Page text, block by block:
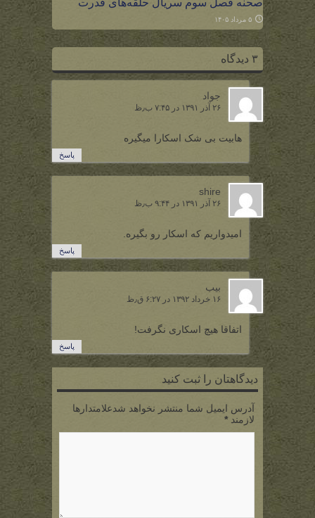
۵ مرداد ۱۴۰۵
۳ دیدگاه
جواد
۲۶ آذر ۱۳۹۱ در ۷:۴۵ ب٫ظ
هابیت بی شک اسکارا میگیره
پاسخ
shire
۲۶ آذر ۱۳۹۱ در ۹:۴۴ ب٫ظ
امیدواریم که اسکار رو بگیره.
پاسخ
بیب
۱۶ خرداد ۱۳۹۲ در ۶:۲۷ ق٫ظ
اتفاقا هیچ اسکاری نگرفت!
پاسخ
دیدگاهتان را ثبت کنید
آدرس ایمیل شما منتشر نخواهد شدعلامتدارها
لازمند *